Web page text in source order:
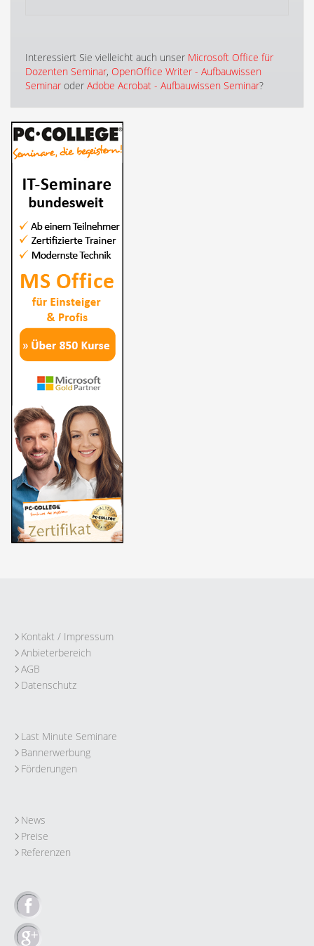
Interessiert Sie vielleicht auch unser Microsoft Office für
Dozenten Seminar, OpenOffice Writer - Aufbauwissen
Seminar oder Adobe Acrobat - Aufbauwissen Seminar?
Kontakt / Impressum
Anbieterbereich
AGB
Datenschutz
Last Minute Seminare
Bannerwerbung
Förderungen
News
Preise
Referenzen